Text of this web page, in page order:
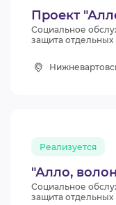
Проект
Социальное
защита отдельных
"Алло,
Реализуется
Социальное
защита отдельных